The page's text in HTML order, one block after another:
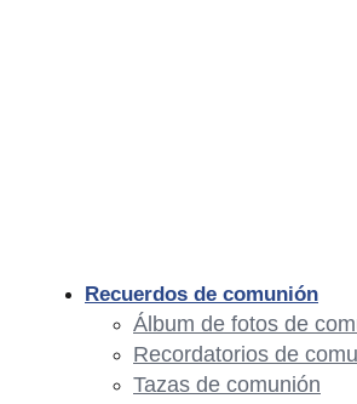
Recuerdos de comunión
Álbum de fotos de
Recordatorios de
Tazas de comunión